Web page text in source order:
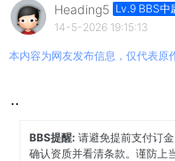
Heading5 Lv.9 BBS中
14-5-2026 19:15:13
本内容为网友发布信息，仅代表原
..
BBS提醒:请避免提前支付订
确认资质并看清条款。谨防上